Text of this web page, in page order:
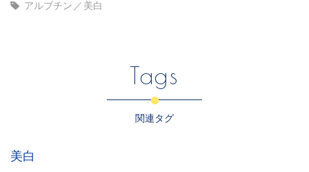
アルブチン 美白
Tags
関連タグ
美白